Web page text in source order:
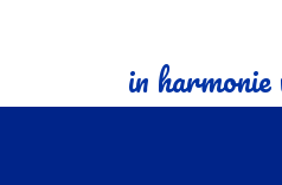
in harmonie